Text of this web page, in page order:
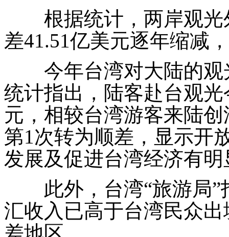
根据统计，两岸观光
差41.51亿美元逐年缩减
今年台湾对大陆的观
统计指出，陆客赴台观光
元，相较台湾游客来陆创
第1次转为顺差，显示开
发展及促进台湾经济有
此外，台湾“旅游局”
汇收入已高于台湾民众